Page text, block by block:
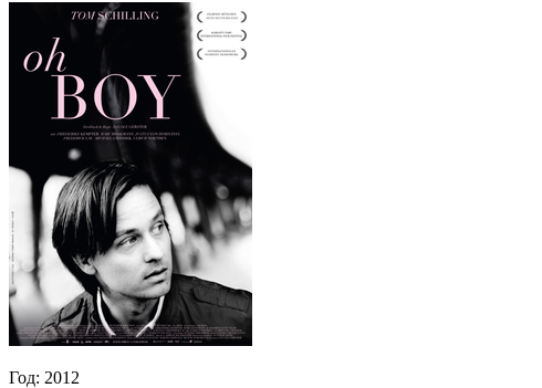
Год: 2012